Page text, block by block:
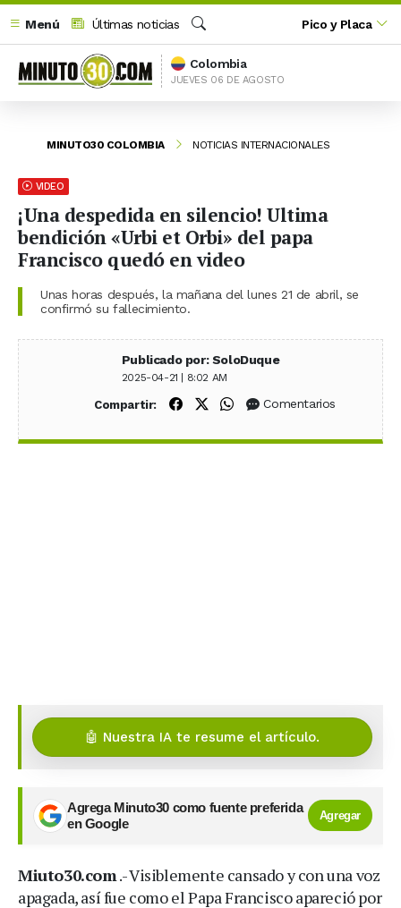
Menú
Últimas noticias
Buscar
Pico y Placa
Colombia
JUEVES 06 DE AGOSTO
MINUTO30 COLOMBIA NOTICIAS INTERNACIONALES
VIDEO
¡Una despedida en silencio! Ultima
bendición «Urbi et Orbi» del papa
Francisco quedó en video
Unas horas después, la mañana del lunes 21 de abril, se
confirmó su fallecimiento.
Publicado por: SoloDuque
2025-04-21 | 8:02 AM
Compartir: Compartir en Facebook
Compartir en X (Twitter)
Compartir en WhatsApp
Comentarios
🤖 Nuestra IA te resume el artículo.
Agrega Minuto30 como fuente preferida
en Google
Agregar
Miuto30.com.- Visiblemente cansado y con una voz
apagada, así fue como el Papa Francisco apareció por